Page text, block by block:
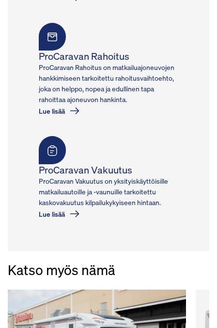
ProCaravan Rahoitus
ProCaravan Rahoitus on matkailuajoneuvojen
hankkimiseen tarkoitettu rahoitusvaihtoehto,
joka on helppo, nopea ja edullinen tapa
rahoittaa ajoneuvon hankinta.
Lue lisää
ProCaravan Vakuutus
ProCaravan Vakuutus on yksityiskäyttöisille
matkailuautoille ja -vaunuille tarkoitettu
kaskovakuutus kilpailukykyiseen hintaan.
Lue lisää
Katso myös nämä